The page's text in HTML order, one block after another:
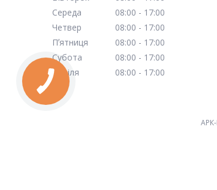
Середа
08:00
17:00
Четвер
08:00
17:00
Пʼятниця
08:00
17:00
Субота
08:00
17:00
Неділя
08:00 17:00